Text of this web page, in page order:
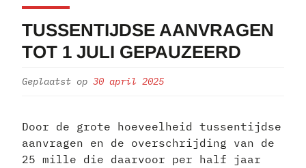
TUSSENTIJDSE AANVRAGEN
TOT 1 JULI GEPAUZEERD
Geplaatst op 30 april 2025
Door de grote hoeveelheid tussentijdse
aanvragen en de overschrijding van de
25 mille die daarvoor per half jaar